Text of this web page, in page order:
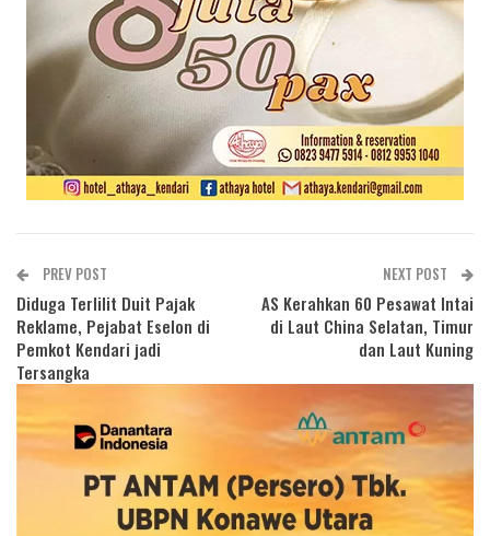
PREV POST
Diduga Terlilit Duit Pajak
Reklame, Pejabat Eselon di
Pemkot Kendari jadi
Tersangka
NEXT POST
AS Kerahkan 60 Pesawat Intai
di Laut China Selatan, Timur
dan Laut Kuning